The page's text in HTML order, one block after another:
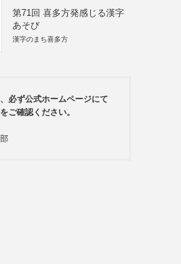
第71回 喜多方発感じる漢字
あそび
漢字のまち喜多方
必ず公式ホームページにて
ご確認ください。